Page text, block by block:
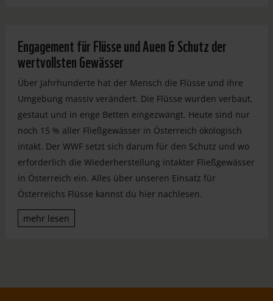
Engagement für Flüsse und Auen & Schutz der
wertvollsten Gewässer
Über Jahrhunderte hat der Mensch die Flüsse und ihre
Umgebung massiv verändert. Die Flüsse wurden verbaut,
gestaut und in enge Betten eingezwängt. Heute sind nur
noch 15 % aller Fließgewässer in Österreich ökologisch
intakt. Der WWF setzt sich darum für den Schutz und wo
erforderlich die Wiederherstellung intakter Fließgewässer
in Österreich ein. Alles über unseren Einsatz für
Österreichs Flüsse kannst du hier nachlesen.
mehr lesen